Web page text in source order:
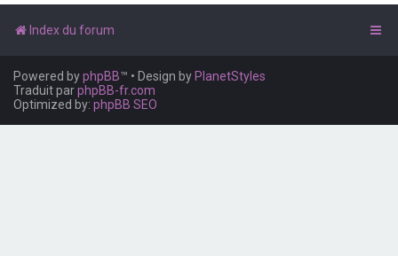
Index du forum
Powered byphpBB™ • Design by PlanetStyles
Traduit parphpBB-fr.com
Optimized by: phpBB SEO